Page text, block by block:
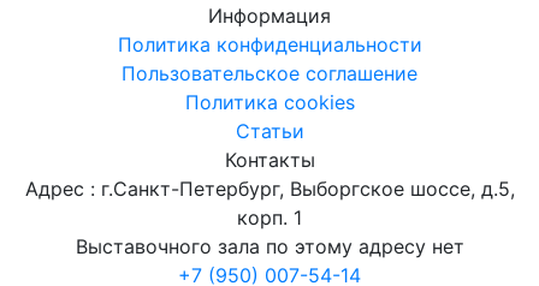
Информация
Политика конфиденциальности
Пользовательское соглашение
Политика cookies
Статьи
Контакты
Адрес : г.Санкт-Петербург, Выборгское шоссе, д.5,
корп. 1
Выставочного зала по этому адресу нет
+7 (950) 007-54-14